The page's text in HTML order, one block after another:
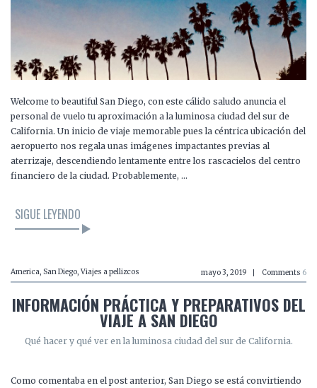
Welcome to beautiful San Diego, con este cálido saludo anuncia el
personal de vuelo tu aproximación a la luminosa ciudad del sur de
California. Un inicio de viaje memorable pues la céntrica ubicación del
aeropuerto nos regala unas imágenes impactantes previas al
aterrizaje, descendiendo lentamente entre los rascacielos del centro
financiero de la ciudad. Probablemente, …
SIGUE LEYENDO
America, San Diego, Viajes a pellizcos mayo 3, 2019 Comments 6
INFORMACIÓN PRÁCTICA Y PREPARATIVOS DEL
VIAJE A SAN DIEGO
Qué hacer y qué ver en la luminosa ciudad del sur de California.
Como comentaba en el post anterior, San Diego se está convirtiendo